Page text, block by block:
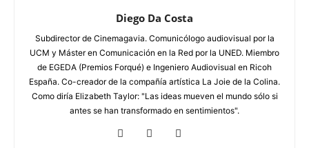
Diego Da Costa
Subdirector de Cinemagavia. Comunicólogo audiovisual por la
UCM y Máster en Comunicación en la Red por la UNED. Miembro
de EGEDA (Premios Forqué) e Ingeniero Audiovisual en Ricoh
España. Co-creador de la compañía artística La Joie de la Colina.
Como diría Elizabeth Taylor: "Las ideas mueven el mundo sólo si
antes se han transformado en sentimientos".